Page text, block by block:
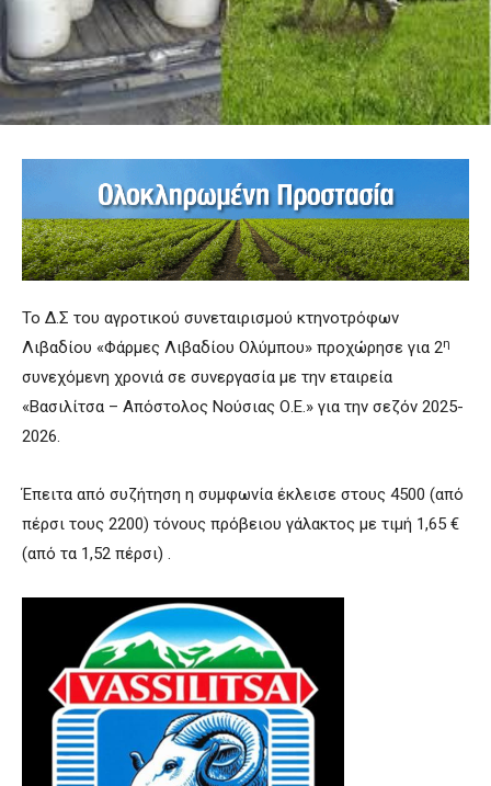
Το Δ.Σ του αγροτικού συνεταιρισμού κτηνοτρόφων
Λιβαδίου «Φάρμες Λιβαδίου Ολύμπου» προχώρησε για 2η
συνεχόμενη χρονιά σε συνεργασία με την εταιρεία
«Βασιλίτσα – Απόστολος Νούσιας Ο.Ε.» για την σεζόν 2025-
2026.
Έπειτα από συζήτηση η συμφωνία έκλεισε στους 4500 (από
πέρσι τους 2200) τόνους πρόβειου γάλακτος με τιμή 1,65 €
(από τα 1,52 πέρσι) .